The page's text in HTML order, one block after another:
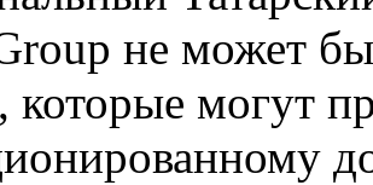
не может
которые могут